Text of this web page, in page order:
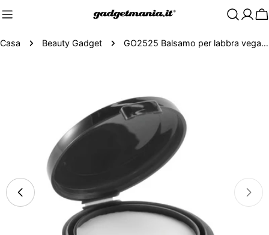
Casa Beauty Gadget GO2525 Balsamo per labbra vegano